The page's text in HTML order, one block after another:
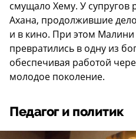
смущало Хему. У супругов
Ахана, продолжившие
и в кино. При этом
превратились в одну из
обеспечивая работой
молодое поколение.
Педагог и политик